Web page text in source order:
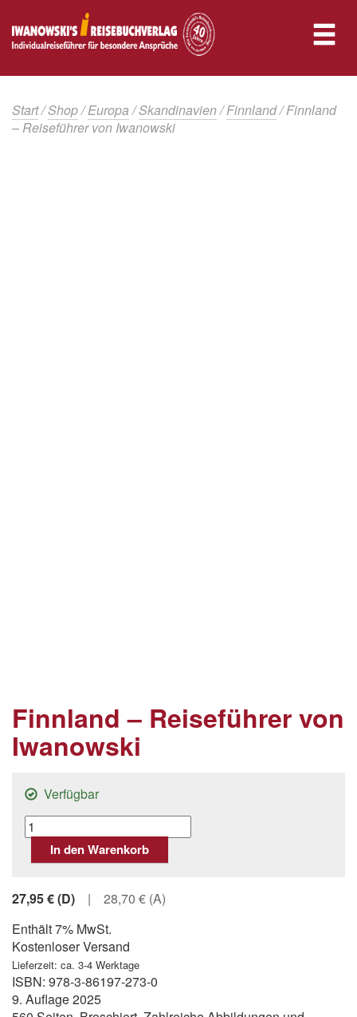
Start/Shop/Europa/Skandinavien/Finnland/ Finnland
– Reiseführer von Iwanowski
Finnland – Reiseführer von
Iwanowski
Verfügbar
Finnland
-
Reiseführer
Iwanowski
Menge
In den Warenkorb
27,95€(D) |
28,70 € (A)
Enthält 7% MwSt.
Kostenloser Versand
Lieferzeit: ca. 3-4 Werktage
ISBN: 978-3-86197-273-0
9. Auflage 2025